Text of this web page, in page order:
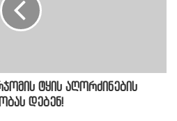
ტყის აღორძინების
დებენ!